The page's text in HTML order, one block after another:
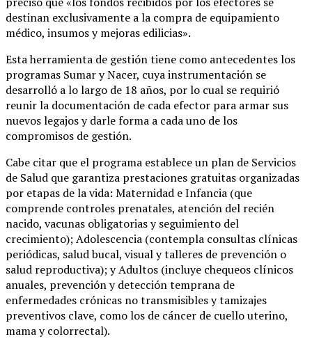
destinan exclusivamente a la compra de equipamiento
médico, insumos y mejoras edilicias».
Esta herramienta de gestión tiene como antecedentes los
programas Sumar y Nacer, cuya instrumentación se
desarrolló a lo largo de 18 años, por lo cual se requirió
reunir la documentación de cada efector para armar sus
nuevos legajos y darle forma a cada uno de los
compromisos de gestión.
Cabe citar que el programa establece un plan de Servicios
de Salud que garantiza prestaciones gratuitas organizadas
por etapas de la vida: Maternidad e Infancia (que
comprende controles prenatales, atención del recién
nacido, vacunas obligatorias y seguimiento del
crecimiento); Adolescencia (contempla consultas clínicas
periódicas, salud bucal, visual y talleres de prevención o
salud reproductiva); y Adultos (incluye chequeos clínicos
anuales, prevención y detección temprana de
enfermedades crónicas no transmisibles y tamizajes
preventivos clave, como los de cáncer de cuello uterino,
mama y colorrectal).